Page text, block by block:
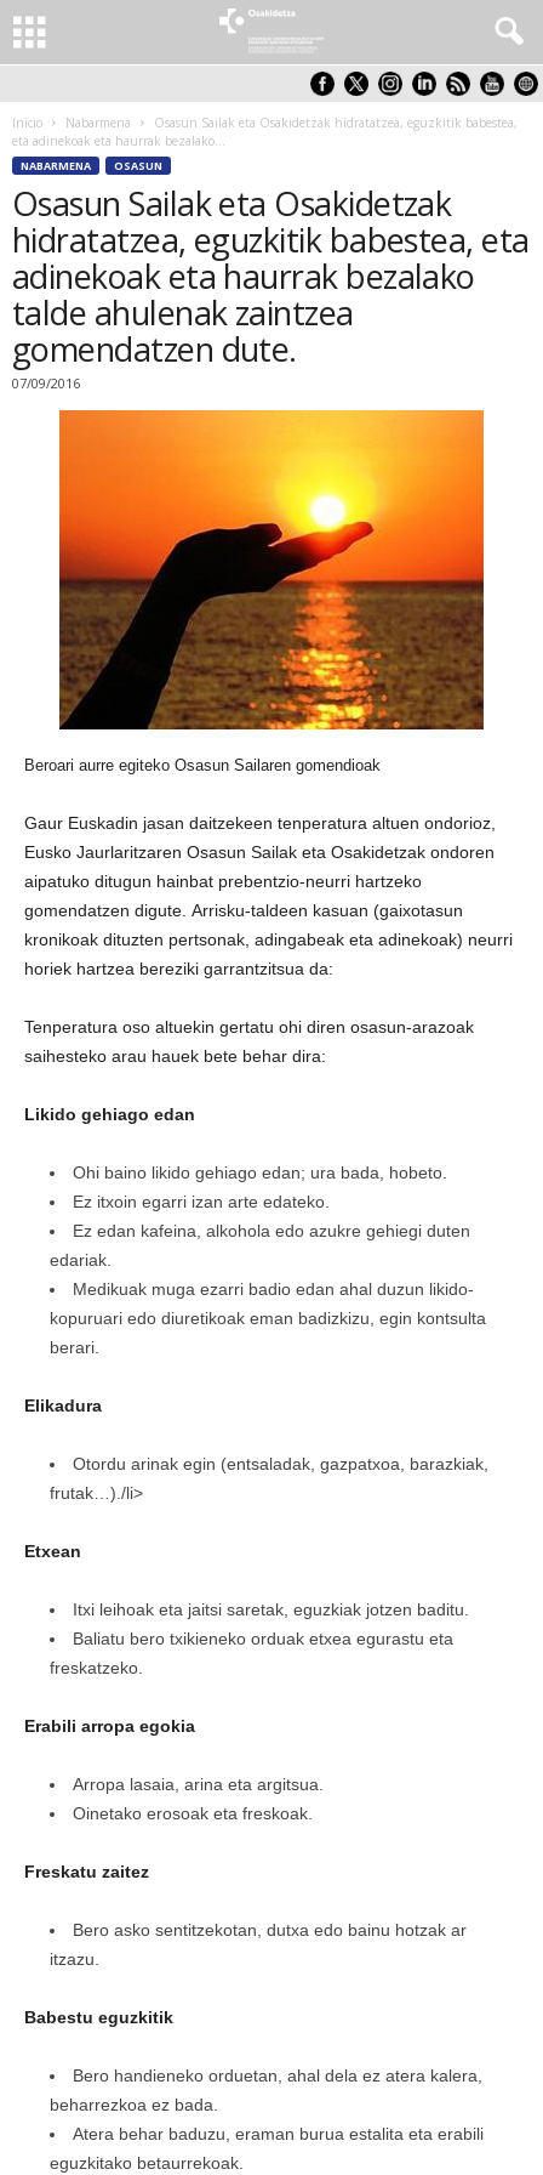
Inicio Nabarmena
Osasun Sailak eta Osakidetzak hidratatzea, eguzkitik babestea,
eta adinekoak eta haurrak bezalako...
NABARMENA OSASUN
Osasun Sailak eta Osakidetzak
hidratatzea, eguzkitik babestea, eta
adinekoak eta haurrak bezalako
talde ahulenak zaintzea
gomendatzen dute.
07/09/2016
Beroari aurre egiteko Osasun Sailaren gomendioak
Gaur Euskadin jasan daitzekeen tenperatura altuen ondorioz,
Eusko Jaurlaritzaren Osasun Sailak eta Osakidetzak ondoren
aipatuko ditugun hainbat prebentzio-neurri hartzeko
gomendatzen digute. Arrisku-taldeen kasuan (gaixotasun
kronikoak dituzten pertsonak, adingabeak eta adinekoak) neurri
horiek hartzea bereziki garrantzitsua da:
Tenperatura oso altuekin gertatu ohi diren osasun-arazoak
saihesteko arau hauek bete behar dira:
Likido gehiago edan
Ohi baino likido gehiago edan; ura bada, hobeto.
Ez itxoin egarri izan arte edateko.
Ez edan kafeina, alkohola edo azukre gehiegi duten
edariak.
Medikuak muga ezarri badio edan ahal duzun likido-
kopuruari edo diuretikoak eman badizkizu, egin kontsulta
berari.
Elikadura
Otordu arinak egin (entsaladak, gazpatxoa, barazkiak,
frutak…)./li>
Etxean
Itxi leihoak eta jaitsi saretak, eguzkiak jotzen baditu.
Baliatu bero txikieneko orduak etxea egurastu eta
freskatzeko.
Erabili arropa egokia
Arropa lasaia, arina eta argitsua.
Oinetako erosoak eta freskoak.
Freskatu zaitez
Bero asko sentitzekotan, dutxa edo bainu hotzak ar
itzazu.
Babestu eguzkitik
Bero handieneko orduetan, ahal dela ez atera kalera,
beharrezkoa ez bada.
Atera behar baduzu, eraman burua estalita eta erabili
eguzkitako betaurrekoak.